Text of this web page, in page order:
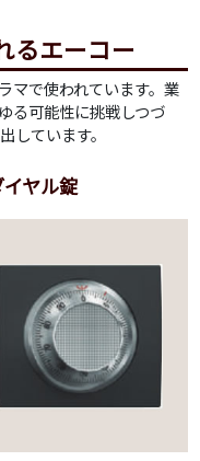
るエーコー
マで使われています。業
る可能性に挑戦しつづ
しています。
ヤル錠